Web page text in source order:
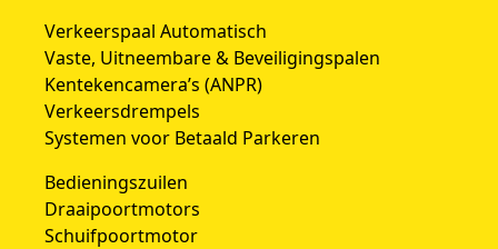
Verkeerspaal Automatisch
Vaste, Uitneembare & Beveiligingspalen
Kentekencamera’s (ANPR)
Verkeersdrempels
Systemen voor Betaald Parkeren
Bedieningszuilen
Draaipoortmotors
Schuifpoortmotor